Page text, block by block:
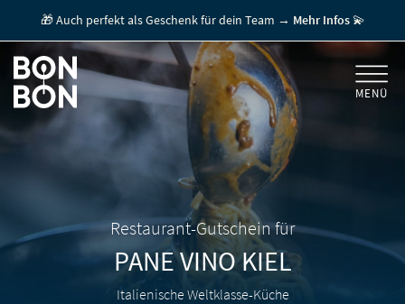
GUTSCHEIN EINLÖSEN
FÜR FIRMEN/ MITARBEITERGESCHENK
GESCHENKGUTSCHEINE
FÜR GASTRONOMEN
🎁 Auch perfekt als Geschenk für dein Team → Mehr Infos💫
MENÜ
Italienische Weltklasse-Küche
Restaurant-Gutschein für
PANE VINOKIEL